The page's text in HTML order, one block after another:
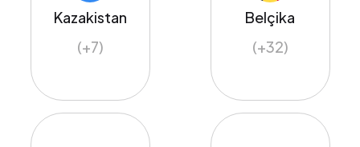
Kazakistan
(+7)
Belçika
(+32)